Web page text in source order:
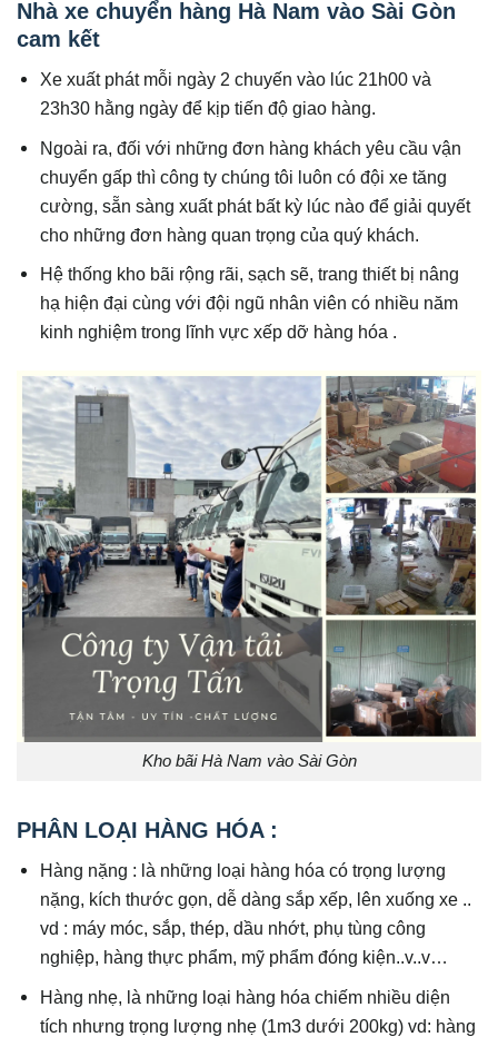
Nhà xe chuyển hàng Hà Nam vào Sài Gòn
cam kết
Xe xuất phát mỗi ngày 2 chuyến vào lúc 21h00 và
23h30 hằng ngày để kịp tiến độ giao hàng.
Ngoài ra, đối với những đơn hàng khách yêu cầu vận
chuyển gấp thì công ty chúng tôi luôn có đội xe tăng
cường, sẵn sàng xuất phát bất kỳ lúc nào để giải quyết
cho những đơn hàng quan trọng của quý khách.
Hệ thống kho bãi rộng rãi, sạch sẽ, trang thiết bị nâng
hạ hiện đại cùng với đội ngũ nhân viên có nhiều năm
kinh nghiệm trong lĩnh vực xếp dỡ hàng hóa .
Kho bãi Hà Nam vào Sài Gòn
PHÂN LOẠI HÀNG HÓA :
Hàng nặng : là những loại hàng hóa có trọng lượng
nặng, kích thước gọn, dễ dàng sắp xếp, lên xuống xe ..
vd : máy móc, sắp, thép, dầu nhớt, phụ tùng công
nghiệp, hàng thực phẩm, mỹ phẩm đóng kiện..v..v…
Hàng nhẹ, là những loại hàng hóa chiếm nhiều diện
tích nhưng trọng lượng nhẹ (1m3 dưới 200kg) vd: hàng